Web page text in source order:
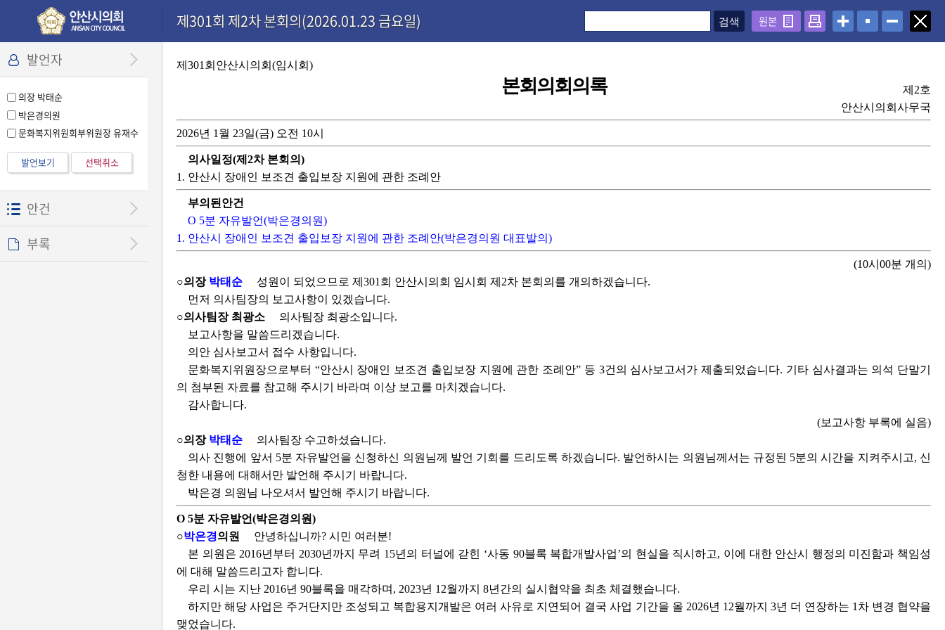
본문으로 바로가기
기능메뉴 메뉴 바로가기
설정메뉴 메뉴 바로가기
제301회 제2차 본회의(2026.01.23 금요일) 원본
발언자
의장 박태순
박은경의원
문화복지위원회부위원장 유재수
발언보기 선택취소
안건
부록
제301회안산시의회(임시회)
본회의회의록
제2호
안산시의회사무국
2026년 1월 23일(금) 오전 10시
의사일정(제2차 본회의)
1. 안산시 장애인 보조견 출입보장 지원에 관한 조례안
부의된안건
O 5분 자유발언(박은경의원)
1. 안산시 장애인 보조견 출입보장 지원에 관한 조례안(박은경의원 대표발의)
(10시00분 개의)
○의장 박태순
성원이 되었으므로 제301회 안산시의회 임시회 제2차 본회의를 개의하겠습니다.
먼저 의사팀장의 보고사항이 있겠습니다.
○의사팀장 최광소
의사팀장 최광소입니다.
보고사항을 말씀드리겠습니다.
의안 심사보고서 접수 사항입니다.
문화복지위원장으로부터 “안산시 장애인 보조견 출입보장 지원에 관한 조례안” 등 3건의 심사보고서가 제출되었습니다. 기타 심사결과는 의석 단말기
의 첨부된 자료를 참고해 주시기 바라며 이상 보고를 마치겠습니다.
감사합니다.
(보고사항 부록에 실음)
○의장 박태순
의사팀장 수고하셨습니다.
의사 진행에 앞서 5분 자유발언을 신청하신 의원님께 발언 기회를 드리도록 하겠습니다. 발언하시는 의원님께서는 규정된 5분의 시간을 지켜주시고, 신
청한 내용에 대해서만 발언해 주시기 바랍니다.
박은경 의원님 나오셔서 발언해 주시기 바랍니다.
O 5분 자유발언(박은경의원)
○박은경의원
안녕하십니까? 시민 여러분!
본 의원은 2016년부터 2030년까지 무려 15년의 터널에 갇힌 ‘사동 90블록 복합개발사업’의 현실을 직시하고, 이에 대한 안산시 행정의 미진함과 책임성
에 대해 말씀드리고자 합니다.
우리 시는 지난 2016년 90블록을 매각하며, 2023년 12월까지 8년간의 실시협약을 최초 체결했습니다.
하지만 해당 사업은 주거단지만 조성되고 복합용지개발은 여러 사유로 지연되어 결국 사업 기간을 올 2026년 12월까지 3년 더 연장하는 1차 변경 협약을
맺었습니다.